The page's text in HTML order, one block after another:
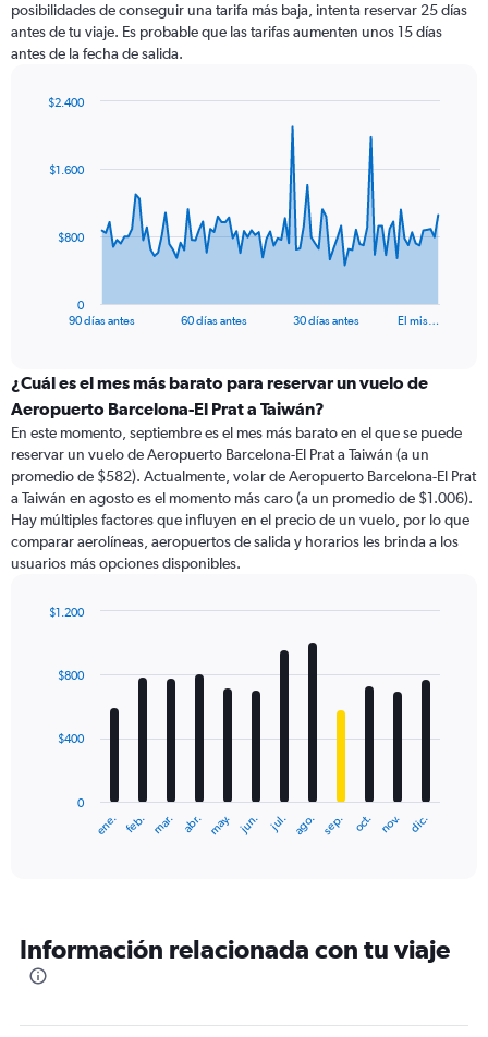
posibilidades de conseguir una tarifa más baja, intenta reservar 25 días
antes de tu viaje. Es probable que las tarifas aumenten unos 15 días
antes de la fecha de salida.
data
The
categories.
Range:
91
categories.
The
chart
has
1
Y
axis
values.
90 días antes 60 días antes 30 días antes El mis…
0
$800
$1.600
$2.400
¿Cuál es el mes más barato para reservar un vuelo de
Aeropuerto Barcelona-El Prat a Taiwán?
En este momento, septiembre es el mes más barato en el que se puede
reservar un vuelo de Aeropuerto Barcelona-El Prat a Taiwán (a un
promedio de $582). Actualmente, volar de Aeropuerto Barcelona-El Prat
a Taiwán en agosto es el momento más caro (a un promedio de $1.006).
Hay múltiples factores que influyen en el precio de un vuelo, por lo que
comparar aerolíneas, aeropuertos de salida y horarios les brinda a los
usuarios más opciones disponibles.
with
The
categories.
The
ene. feb. mar. abr. may. jun. jul. ago. sep. oct. nov. dic.
0
$400
$800
$1.200
Información relacionada con tu viaje